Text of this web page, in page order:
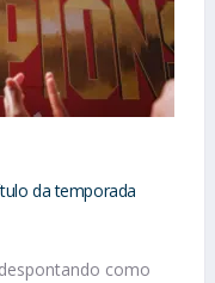
da temporada
como